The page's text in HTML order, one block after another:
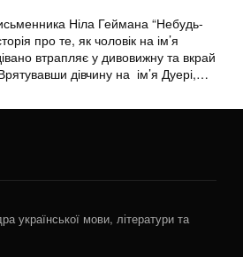
Ніла Геймана “Небудь-
про те, як чоловік на ім’я
втрапляє у дивовижну та вкрай
дівчину на ім’я Дуері,…
української мови, літератури та